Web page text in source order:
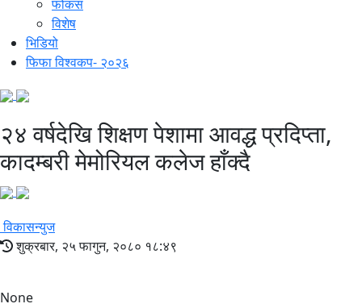
फोकस
विशेष
भिडियो
फिफा विश्वकप- २०२६
२४ वर्षदेखि शिक्षण पेशामा आवद्ध प्रदिप्ता,
कादम्बरी मेमोरियल कलेज हाँक्दै
विकासन्युज
शुक्रबार, २५ फागुन, २०८० १८:४९
None